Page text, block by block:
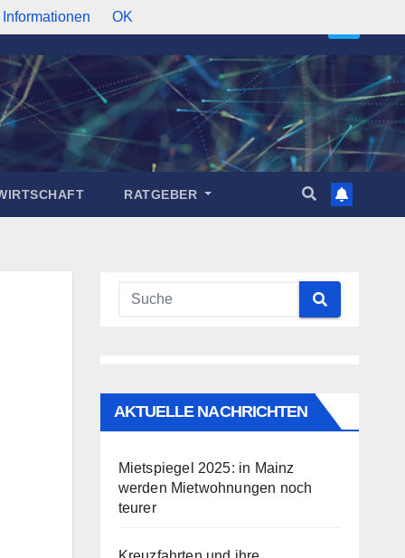
RATGEBER
AKTUELLE NACHRICHTEN
Mietspiegel 2025: in Mainz
werden Mietwohnungen noch
teurer
Informationen OK